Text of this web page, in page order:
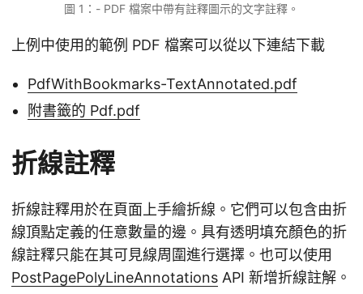
圖 1：- PDF 檔案中帶有註釋圖示的文字註釋。
上例中使用的範例 PDF 檔案可以從以下連結下載
PdfWithBookmarks-TextAnnotated.pdf
附書籤的 Pdf.pdf
折線註釋
折線註釋用於在頁面上手繪折線。它們可以包含由折
線頂點定義的任意數量的邊。具有透明填充顏色的折
線註釋只能在其可見線周圍進行選擇。也可以使用
PostPagePolyLineAnnotations API 新增折線註解。